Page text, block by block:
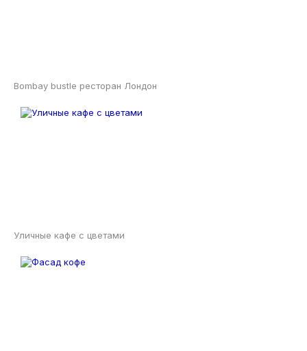
Bombay bustle ресторан Лондон
Уличные кафе с цветами